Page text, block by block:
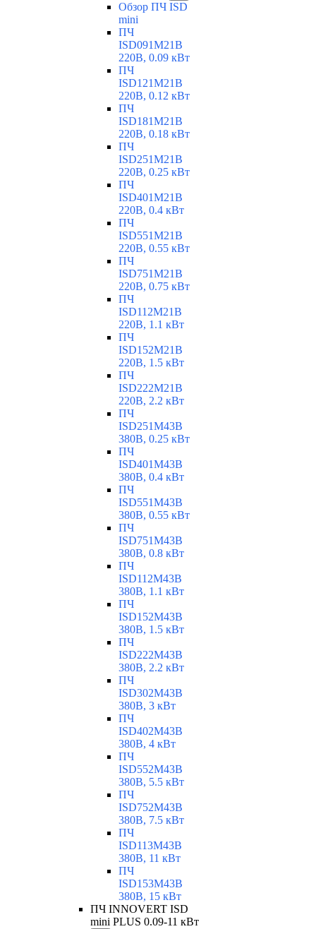
Обзор ПЧ ISD
mini
ПЧ
ISD091M21B
220В, 0.09 кВт
ПЧ
ISD121M21B
220В, 0.12 кВт
ПЧ
ISD181M21B
220В, 0.18 кВт
ПЧ
ISD251M21B
220В, 0.25 кВт
ПЧ
ISD401M21B
220В, 0.4 кВт
ПЧ
ISD551M21B
220В, 0.55 кВт
ПЧ
ISD751M21B
220В, 0.75 кВт
ПЧ
ISD112M21B
220В, 1.1 кВт
ПЧ
ISD152M21B
220В, 1.5 кВт
ПЧ
ISD222M21B
220В, 2.2 кВт
ПЧ
ISD251M43B
380В, 0.25 кВт
ПЧ
ISD401M43B
380В, 0.4 кВт
ПЧ
ISD551M43B
380В, 0.55 кВт
ПЧ
ISD751M43B
380В, 0.8 кВт
ПЧ
ISD112M43B
380В, 1.1 кВт
ПЧ
ISD152M43B
380В, 1.5 кВт
ПЧ
ISD222M43B
380В, 2.2 кВт
ПЧ
ISD302M43B
380В, 3 кВт
ПЧ
ISD402M43B
380В, 4 кВт
ПЧ
ISD552M43B
380В, 5.5 кВт
ПЧ
ISD752M43B
380В, 7.5 кВт
ПЧ
ISD113M43B
380В, 11 кВт
ПЧ
ISD153M43B
380В, 15 кВт
ПЧ INNOVERT ISD
mini PLUS 0.09-11 кВт